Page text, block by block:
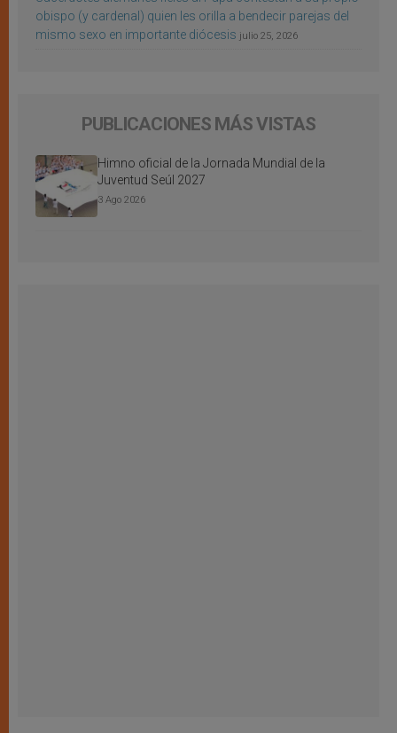
obispo (y cardenal) quien les orilla a bendecir parejas del
mismo sexo en importante diócesis julio 25, 2026
PUBLICACIONES MÁS VISTAS
Himno oficial de la Jornada Mundial de la
Juventud Seúl 2027
3 Ago 2026